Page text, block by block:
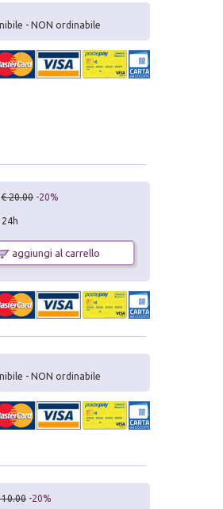
- NON ordinabile
€ 20.00 -20%
aggiungi al carrello
- NON ordinabile
10.00 -20%